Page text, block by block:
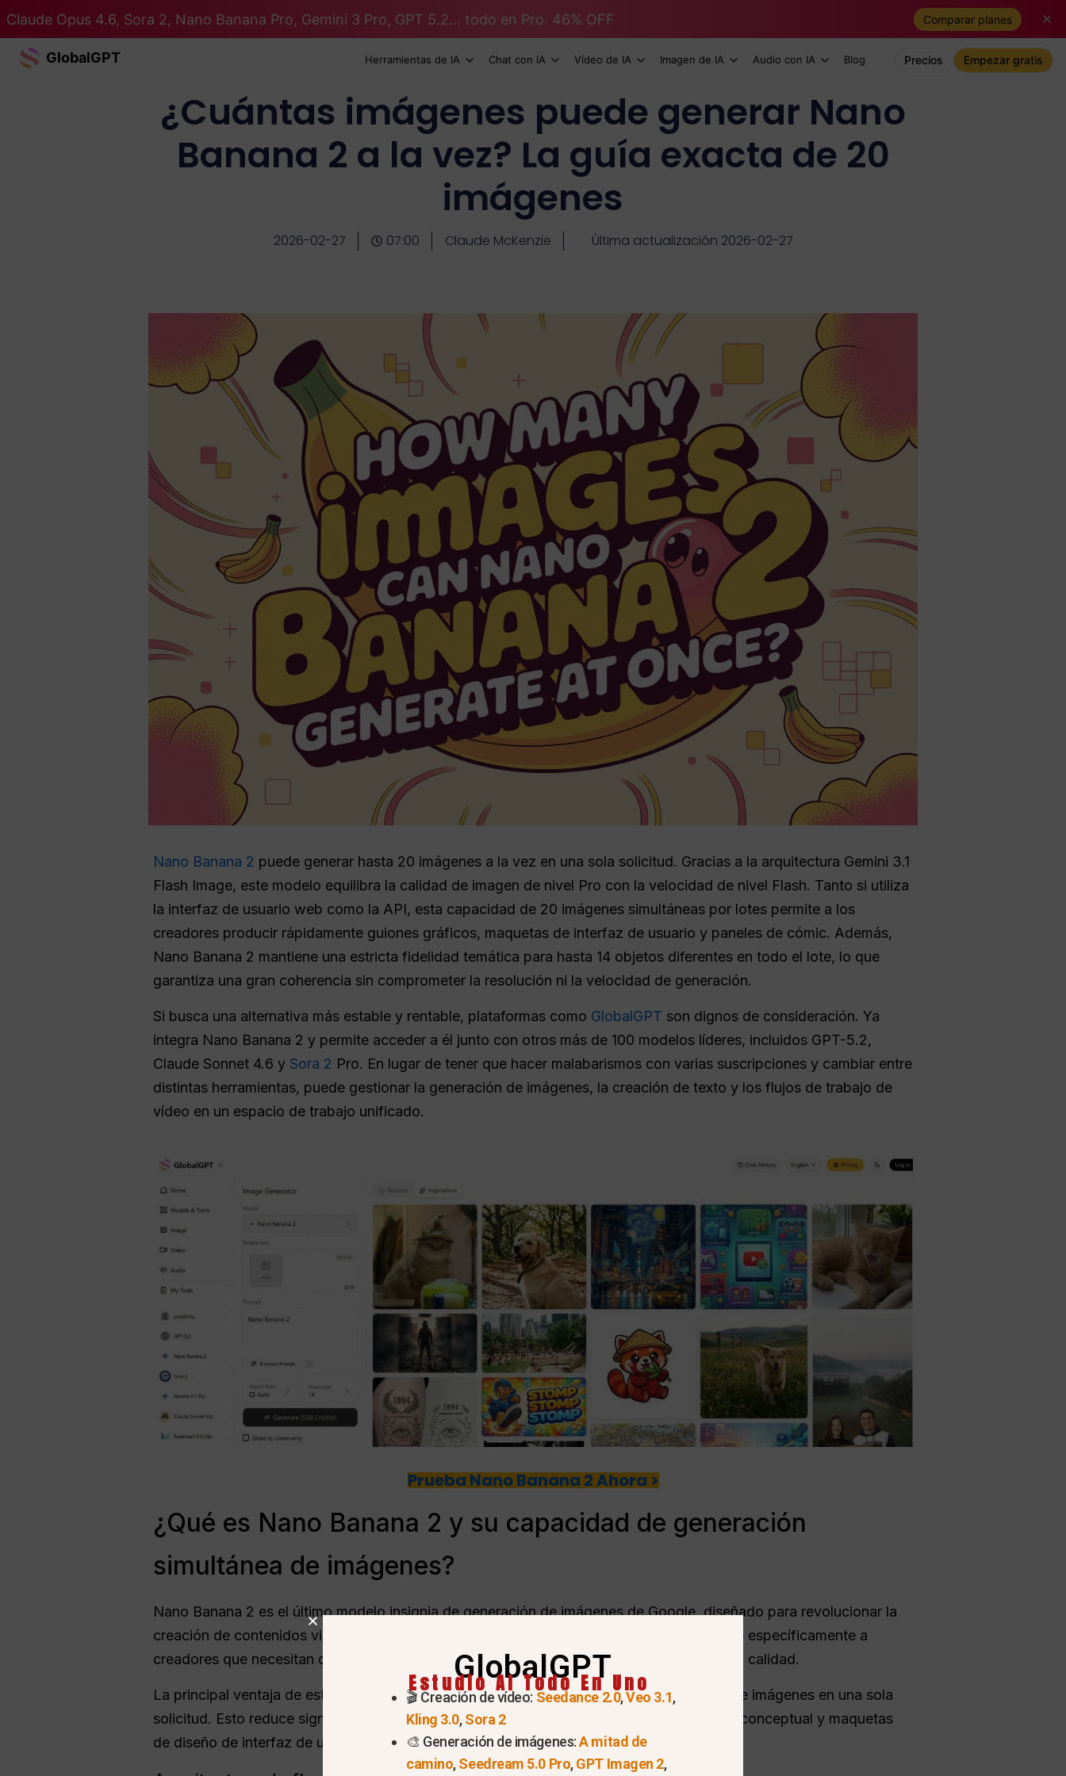
Claude Opus 4.6, Sora 2, Nano Banana Pro, Gemini 3 Pro, GPT 5.2... todo en Pro. 46% OFF Comparar planes
GlobalGPT Herramientas de IA Chat con IA Vídeo de IA Imagen de IA Audio con IA Blog Precios Empezar gratis
¿Cuántas imágenes puede generar Nano
Banana 2 a la vez? La guía exacta de 20
imágenes
2026-02-27 07:00 Claude McKenzie Última actualización 2026-02-27
Nano Banana 2 puede generar hasta 20 imágenes a la vez en una sola solicitud. Gracias a la arquitectura Gemini 3.1
Flash Image, este modelo equilibra la calidad de imagen de nivel Pro con la velocidad de nivel Flash. Tanto si utiliza
la interfaz de usuario web como la API, esta capacidad de 20 imágenes simultáneas por lotes permite a los
creadores producir rápidamente guiones gráficos, maquetas de interfaz de usuario y paneles de cómic. Además,
Nano Banana 2 mantiene una estricta fidelidad temática para hasta 14 objetos diferentes en todo el lote, lo que
garantiza una gran coherencia sin comprometer la resolución ni la velocidad de generación.
Si busca una alternativa más estable y rentable, plataformas como GlobalGPT son dignos de consideración. Ya
integra Nano Banana 2 y permite acceder a él junto con otros más de 100 modelos líderes, incluidos GPT-5.2,
Claude Sonnet 4.6 y Sora 2 Pro. En lugar de tener que hacer malabarismos con varias suscripciones y cambiar entre
distintas herramientas, puede gestionar la generación de imágenes, la creación de texto y los flujos de trabajo de
vídeo en un espacio de trabajo unificado.
Prueba Nano Banana 2 Ahora >
¿Qué es Nano Banana 2 y su capacidad de generación
simultánea de imágenes?
Nano Banana 2 es el último modelo insignia de generación de imágenes de Google, diseñado para revolucionar la
creación de contenidos visuales de gran volumen. Lanzado a principios de 2026, se dirige específicamente a
creadores que necesitan que se generen varias imágenes simultáneamente sin sacrificar la calidad.
La principal ventaja de este modelo radica en su capacidad para producir grandes lotes de imágenes en una sola
solicitud. Esto reduce significativamente el tiempo necesario para crear storyboards, arte conceptual y maquetas
de diseño de interfaz de usuario.
GlobalGPT
Estudio AI Todo En Uno
🎬 Creación de vídeo: Seedance 2.0,Veo 3.1,
Kling 3.0,Sora 2
🎨 Generación de imágenes:A mitad de
camino,Seedream 5.0 Pro,GPT Imagen 2,